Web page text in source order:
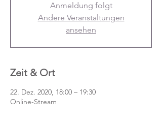
Anmeldung folgt
Andere Veranstaltungen
ansehen
Zeit & Ort
22. Dez. 2020, 18:00 – 19:30
Online-Stream